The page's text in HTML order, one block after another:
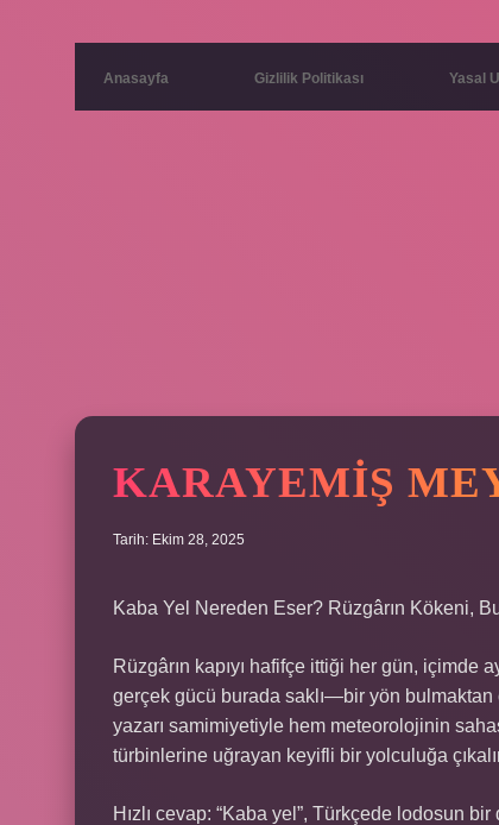
Anasayfa Gizlilik Politikası Yasal
KARAYEMIŞ
Tarih: Ekim 28, 2025
Kaba Yel Nereden Eser? Rüzgârın Kökeni,
Rüzgârın kapıyı hafifçe ittiği her gün, içimde
gerçek gücü burada saklı—bir yön
yazarı samimiyetiyle hem meteorolojinin
türbinlerine uğrayan keyifli bir yolculuğa
Hızlı cevap: “Kaba yel”, Türkçede lodosun